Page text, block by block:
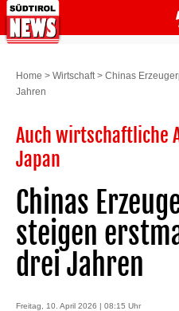
Home > Wirtschaft> Chinas
Jahren
Auch wirtschaftliche
Japan
Chinas
steigen
drei Jahren
Freitag, 10. April 2026 | 08:15 Uhr